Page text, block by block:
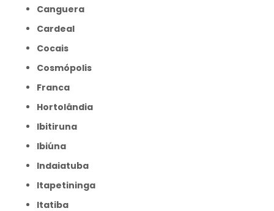
Canguera
Cardeal
Cocais
Cosmópolis
Franca
Hortolândia
Ibitiruna
Ibiúna
Indaiatuba
Itapetininga
Itatiba